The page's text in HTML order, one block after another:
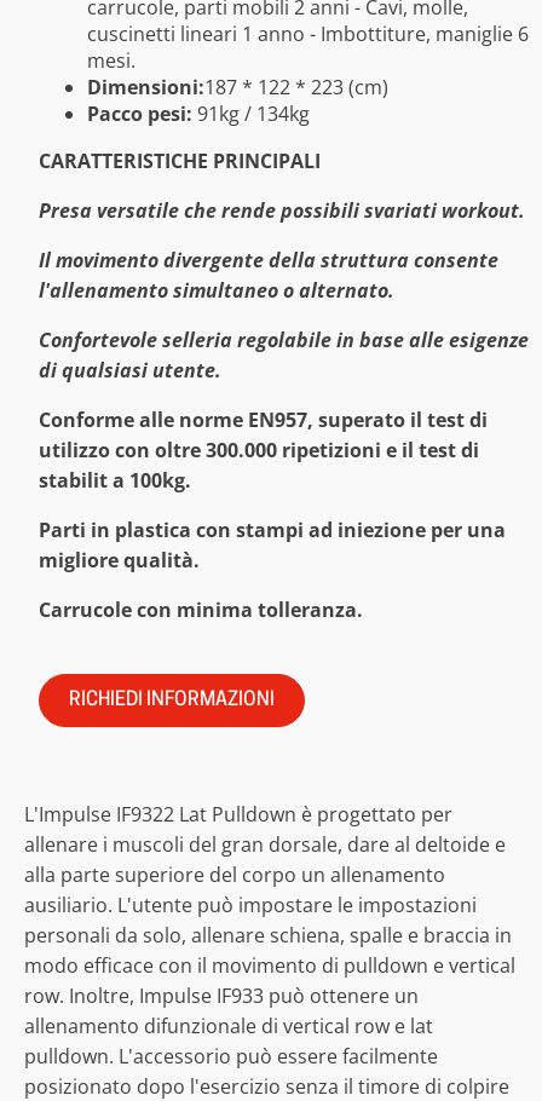
carrucole, parti mobili 2 anni - Cavi, molle,
cuscinetti lineari 1 anno - Imbottiture, maniglie 6
mesi.
Dimensioni:187 * 122 * 223 (cm)
Pacco pesi: 91kg / 134kg
CARATTERISTICHE PRINCIPALI
Presa versatile che rende possibili svariati workout.
Il movimento divergente della struttura consente
l'allenamento simultaneo o alternato.
Confortevole selleria regolabile in base alle esigenze
di qualsiasi utente.
Conforme alle norme EN957, superato il test di
utilizzo con oltre 300.000 ripetizioni e il test di
stabilit a 100kg.
Parti in plastica con stampi ad iniezione per una
migliore qualità.
Carrucole con minima tolleranza.
RICHIEDI INFORMAZIONI
L'Impulse IF9322 Lat Pulldown è progettato per
allenare i muscoli del gran dorsale, dare al deltoide e
alla parte superiore del corpo un allenamento
ausiliario. L'utente può impostare le impostazioni
personali da solo, allenare schiena, spalle e braccia in
modo efficace con il movimento di pulldown e vertical
row. Inoltre, Impulse IF933 può ottenere un
allenamento difunzionale di vertical row e lat
pulldown. L'accessorio può essere facilmente
posizionato dopo l'esercizio senza il timore di colpire